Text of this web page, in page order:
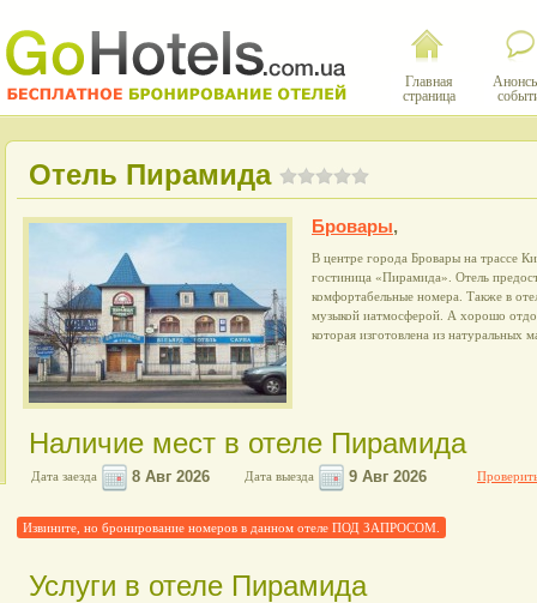
Главная
страница
Отель Пирамида
Бровары,
В центре города Бровары на трассе
гостиница «Пирамида». Отель
комфортабельные номера. Также в
музыкой иатмосферой. А хорошо
которая изготовлена из натуральных
Наличие мест в отеле Пирамида
Дата заезда Дата выезда
Извините, но бронирование номеров в данном отеле ПОД ЗАПРОСОМ.
Услуги в отеле Пирамида